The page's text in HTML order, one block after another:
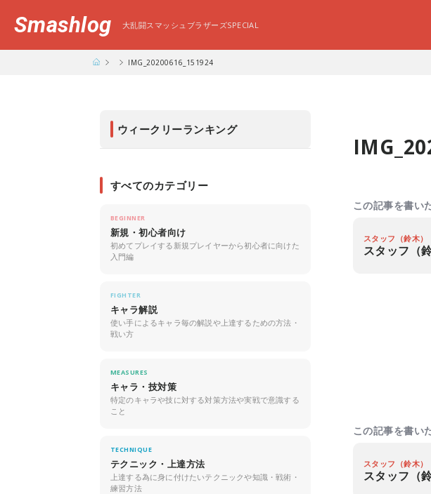
Smashlog 大乱闘スマッシュブラザーズSPECIAL
IMG_20200616_151924
この記事を書い
スタッフ（鈴木）
スタッフ（鈴
この記事を書い
スタッフ（鈴木）
スタッフ（鈴
ウィークリーランキング
すべてのカテゴリー
BEGINNER
新規・初心者向け
初めてプレイする新規プレイヤーから初心者に向けた
入門編
FIGHTER
キャラ解説
使い手によるキャラ毎の解説や上達するための方法・
戦い方
MEASURES
キャラ・技対策
特定のキャラや技に対する対策方法や実戦で意識する
こと
TECHNIQUE
テクニック・上達方法
上達する為に身に付けたいテクニックや知識・戦術・
練習方法